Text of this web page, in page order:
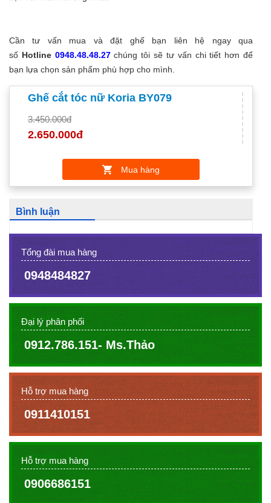
Cần tư vấn mua và đặt ghế bạn liên hệ ngay qua
số Hotline 0948.48.48.27chúng tôi sẽ tư vấn chi tiết hơn để
bạn lựa chọn sản phẩm phù hợp cho mình.
Ghế cắt tóc nữ Koria BY079
3.450.000đ
2.650.000đ
Mua hàng
Bình luận
Tổng đài mua hàng
0948484827
Đại lý phân phối
0912.786.151- Ms.Thảo
Hỗ trợ mua hàng
0911410151
Hỗ trợ mua hàng
0906686151